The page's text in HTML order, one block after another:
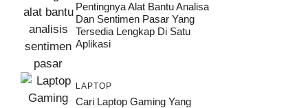
Pentingnya Alat Bantu Analisa
Dan Sentimen Pasar Yang
Tersedia Lengkap Di Satu
Aplikasi
LAPTOP
Cari Laptop Gaming Yang